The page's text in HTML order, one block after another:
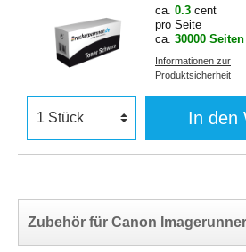
ca. 0.3 cent
pro Seite
ca. 30000 Seiten
Informationen zur
Produktsicherheit
In den
Zubehör für Canon Imagerunner